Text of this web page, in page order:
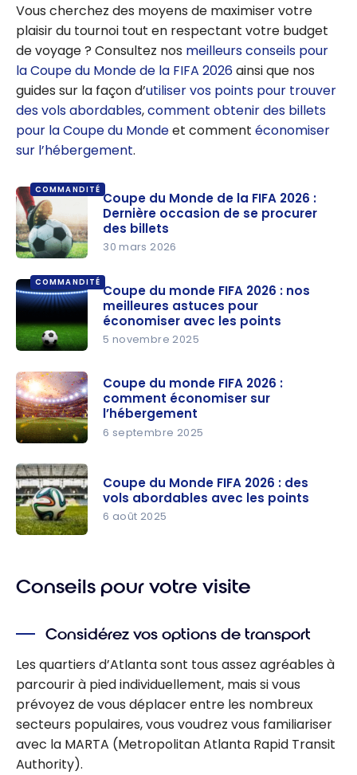
Vous cherchez des moyens de maximiser votre
plaisir du tournoi tout en respectant votre budget
de voyage ? Consultez nos meilleurs conseils pour
la Coupe du Monde de la FIFA 2026ainsi que nos
guides sur la façon d’utiliser vos points pour trouver
des vols abordables,comment obtenir des billets
pour la Coupe du Mondeet comment économiser
sur l’hébergement.
COMMANDITÉ
Monde de
la FIFA
2026 :
Dernière
occasion
de se
procurer
des billets
Coupe du Monde de la FIFA 2026 :
Dernière occasion de se procurer
des billets
30 mars 2026
COMMANDITÉ
monde
FIFA 2026 :
nos
meilleures
astuces
pour
économise
r avec les
points
Coupe du monde FIFA 2026 : nos
meilleures astuces pour
économiser avec les points
5 novembre 2025
monde
FIFA 2026 :
comment
économise
ment
Coupe du monde FIFA 2026 :
comment économiser sur
l’hébergement
6 septembre 2025
FIFA 2026 :
abordable
s avec les
points
Coupe du Monde FIFA 2026 : des
vols abordables avec les points
6 août 2025
Conseils pour votre visite
Considérez vos options de transport
Les quartiers d’Atlanta sont tous assez agréables à
parcourir à pied individuellement, mais si vous
prévoyez de vous déplacer entre les nombreux
secteurs populaires, vous voudrez vous familiariser
avec la MARTA (Metropolitan Atlanta Rapid Transit
Authority).